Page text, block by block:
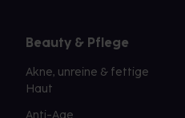
Beauty & Pflege
Akne, unreine & fettige
Haut